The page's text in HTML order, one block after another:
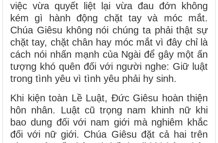
việc vừa quyết liệt lại vừa đau đớn không
kém gì hành động chặt tay và móc mắt.
Chúa Giêsu không nói chúng ta phải thật sự
chặt tay, chặt chân hay móc mắt vì đây chỉ là
cách nói nhấn mạnh của Ngài để gây một ấn
tượng khó quên đối với người nghe: Giữ luật
trong tình yêu vì tình yêu phải hy sinh.
Khi kiện toàn Lề Luật, Đức Giêsu hoàn thiện
hôn nhân. Luật cũ trọng nam khinh nữ khi
bao dung đối với nam giới mà nghiêm khắc
đối với nữ giới. Chúa Giêsu đặt cả hai trên